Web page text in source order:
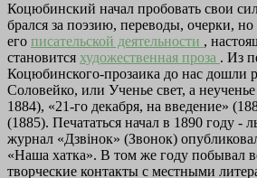
Коцюбинский начал пробовать свои
брался за поэзию, переводы, очерки,
его писательской деятельности ,
становится художественная проза . Из
Коцюбинского-прозаика до нас дошли
Соловейко, или Ученье свет, а
1884), «21-го декабря, на введение»
(1885). Печататься начал в 1890 году -
журнал «Дзвінок» (Звонок)
«Наша хатка». В том же году побывал
творческие контакты с местными